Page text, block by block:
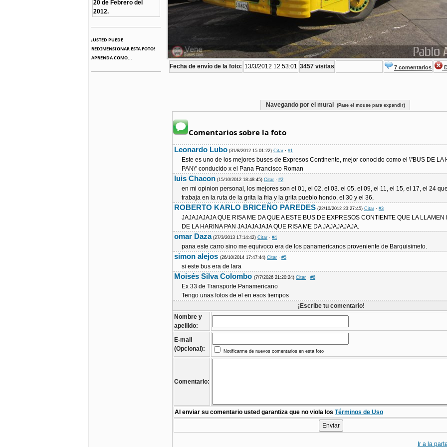
20 de Febrero del
2012.
¡USTED PUEDE
REDIMENSIONAR ESTA FOTO!
APRENDA COMO...
Fecha de envío de la foto: 13/3/2012 12:53:01 3457 visitas 7 comentarios
Navegando por el mural (Pase el mouse para expandir)
Comentarios sobre la foto
Leonardo Lubo (31/8/2012 15:01:22) Citar · #1
Este es uno de los mejores buses de Expresos Continente, mejor conocido como el \"BUS DE LA
PAN\" conducido x el Pana Francisco Roman
luis Chacon (15/10/2012 18:48:45) Citar · #2
en mi opinion personal, los mejores son el 01, el 02, el 03. el 05, el 09, el 11, el 15, el 17, el 24
trabaja en la ruta de la grita la fria y la grita pueblo hondo, el 30 y el 36,
ROBERTO KARLO BRICEÑO PAREDES (22/10/2012 23:27:45) Citar · #3
JAJAJAJAJA QUE RISA ME DA QUE A ESTE BUS DE EXPRESOS CONTIENTE QUE LA LLAMEN
DE LA HARINA PAN JAJAJAJAJA QUE RISA ME DA JAJAJAJAJA.
omar Daza (27/3/2013 17:14:42) Citar · #4
pana este carro sino me equivoco era de los panamericanos proveniente de Barquisimeto.
simon alejos (26/10/2014 17:47:44) Citar · #5
si este bus era de lara
Moisés Silva Colombo (7/7/2026 21:20:24) Citar · #6
Ex 33 de Transporte Panamericano
Tengo unas fotos de el en esos tiempos
¡Escribe tu comentario!
Nombre y
apellido:
E-mail
(Opcional):
Notificarme de nuevos comentarios en esta foto
Comentario:
Al enviar su comentario usted garantiza que no viola los Términos de Uso
Ir a la